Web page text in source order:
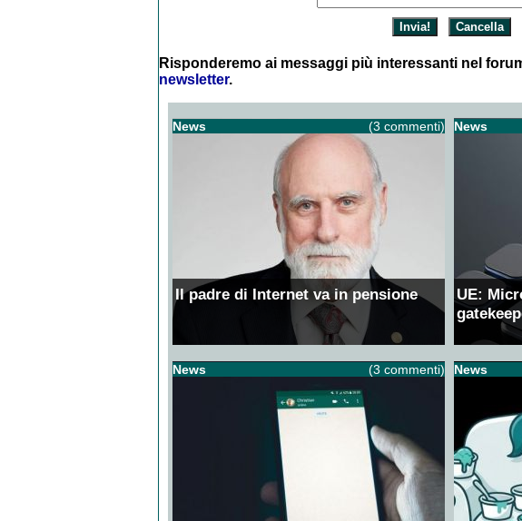
Risponderemo ai messaggi più interessanti nel
newsletter.
News (3 commenti)
Il padre di Internet va in pensione
News
UE:
News (3 commenti) News